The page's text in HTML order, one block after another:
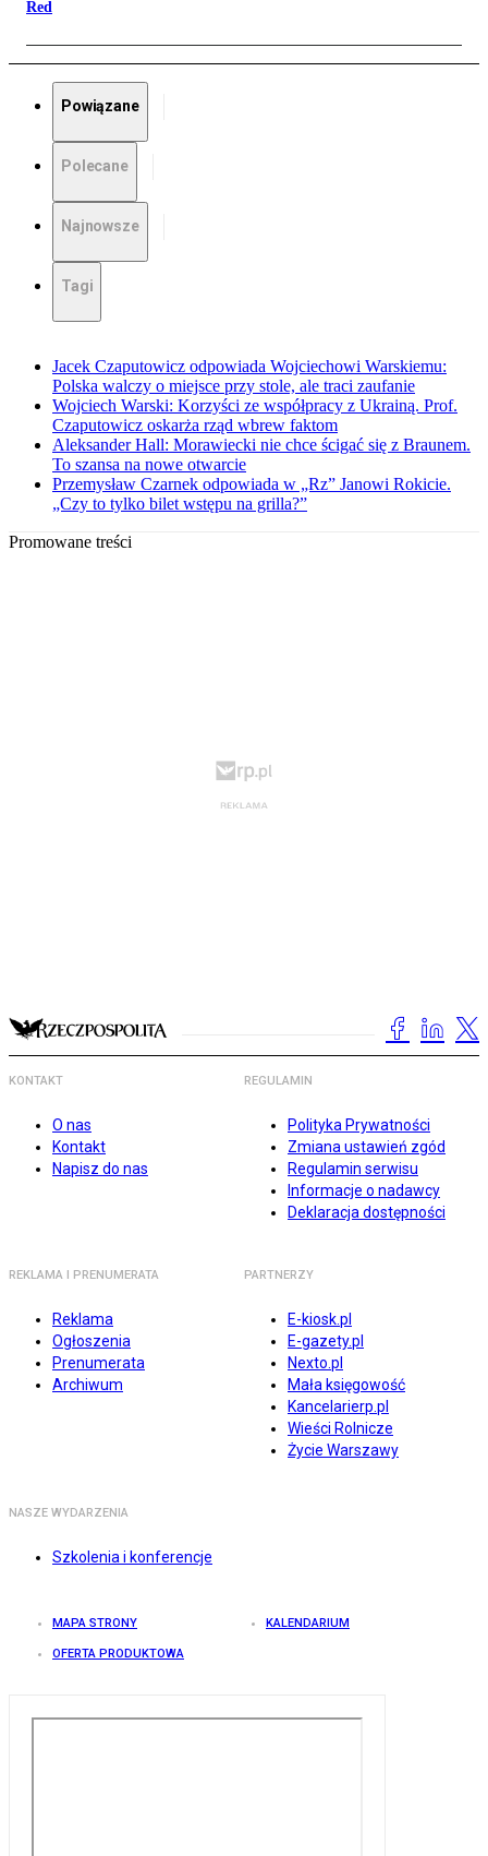
Red
Powiązane
Polecane
Najnowsze
Tagi
Jacek Czaputowicz odpowiada Wojciechowi Warskiemu:
Polska walczy o miejsce przy stole, ale traci zaufanie
Wojciech Warski: Korzyści ze współpracy z Ukrainą. Prof.
Czaputowicz oskarża rząd wbrew faktom
Aleksander Hall: Morawiecki nie chce ścigać się z Braunem.
To szansa na nowe otwarcie
Przemysław Czarnek odpowiada w „Rz” Janowi Rokicie.
„Czy to tylko bilet wstępu na grilla?”
Promowane treści
KONTAKT
O nas
Kontakt
Napisz do nas
REGULAMIN
Polityka Prywatności
Zmiana ustawień zgód
Regulamin serwisu
Informacje o nadawcy
Deklaracja dostępności
REKLAMA I PRENUMERATA
Reklama
Ogłoszenia
Prenumerata
Archiwum
PARTNERZY
E-kiosk.pl
E-gazety.pl
Nexto.pl
Mała księgowość
Kancelarierp.pl
Wieści Rolnicze
Życie Warszawy
NASZE WYDARZENIA
Szkolenia i konferencje
MAPA STRONY KALENDARIUM
OFERTA PRODUKTOWA